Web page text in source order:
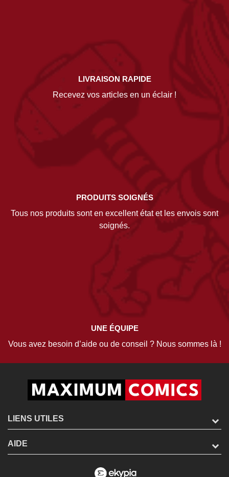
LIVRAISON RAPIDE
Recevez vos articles en un éclair !
PRODUITS SOIGNÉS
Tous nos produits sont en excellent état et les envois sont
soignés.
UNE ÉQUIPE
Vous avez besoin d’aide ou de conseil ? Nous sommes là !
LIENS UTILES
AIDE